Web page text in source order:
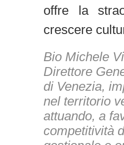
offre la
crescere
Bio Michele
Direttore
di Venezia,
nel territorio
attuando, a
competitività